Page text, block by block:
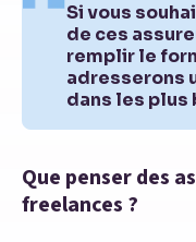
Si vous
de ces
remplir le
adresserons
dans les
Que penser des
freelances ?